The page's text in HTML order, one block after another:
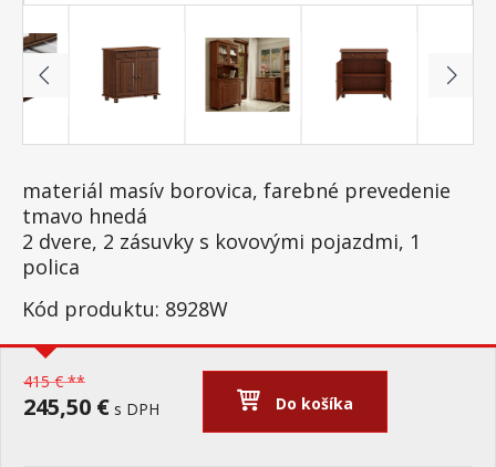
materiál masív borovica, farebné prevedenie
tmavo hnedá
2 dvere, 2 zásuvky s kovovými pojazdmi, 1
polica
Kód produktu: 8928W
415 € **
245,50 € s DPH Do košíka